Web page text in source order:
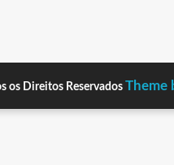
os Direitos Reservados Theme